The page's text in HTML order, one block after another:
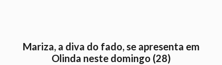
Mariza, a diva do fado, se apresenta em
Olinda neste domingo (28)